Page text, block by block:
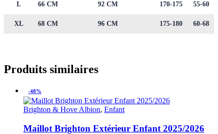
L 66 CM 92 CM 170-175 55-60
XL 68 CM 96 CM 175-180 60-68
Produits similaires
-48%
Brighton & Hove Albion, Enfant
Maillot Brighton Extérieur Enfant 2025/2026